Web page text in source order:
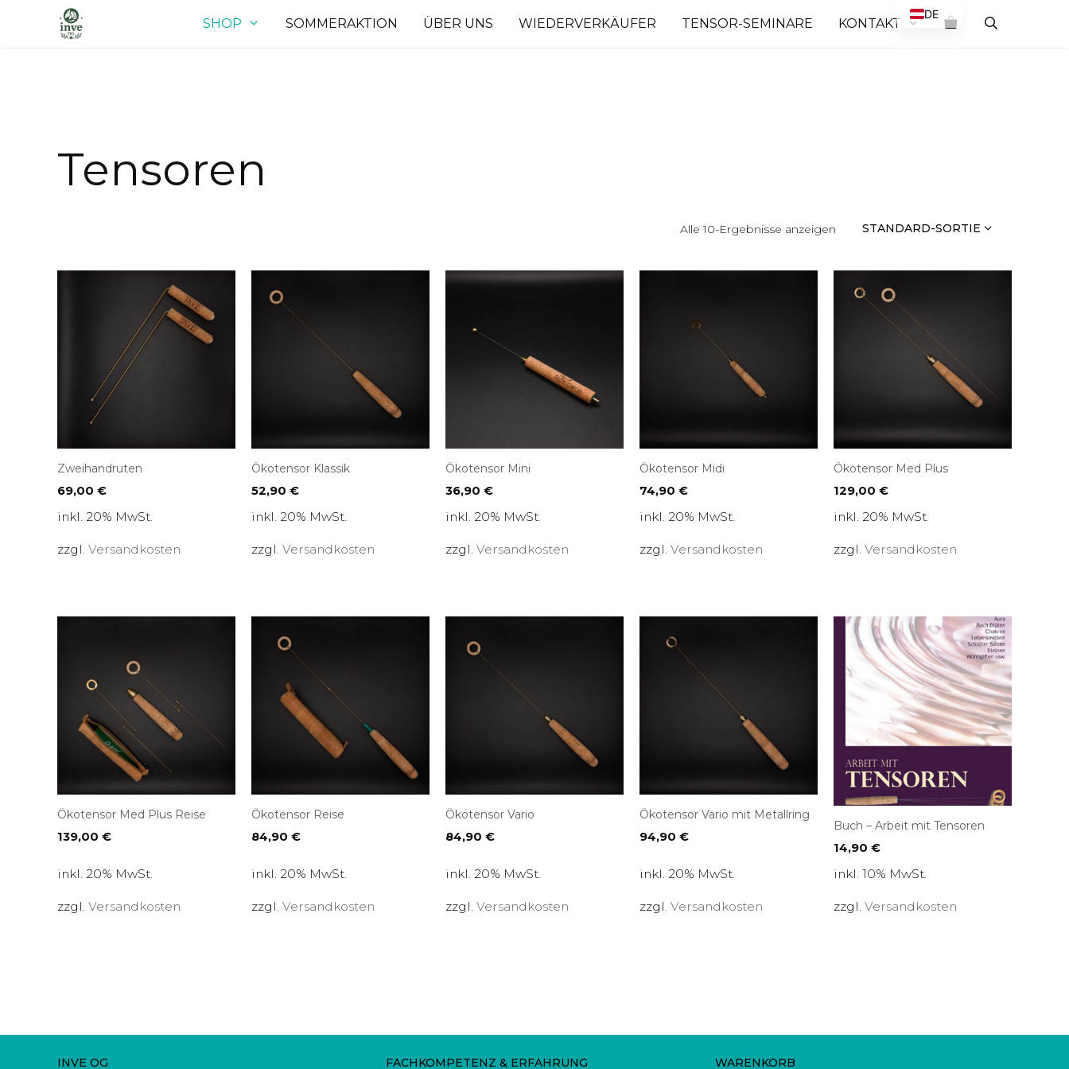
SHOP SOMMERAKTION ÜBER UNS WIEDERVERKÄUFER TENSOR-SEMINARE KONTAKT
Tensoren
Alle 10-Ergebnisse anzeigen
Zweihandruten
69,00 €
inkl. 20% MwSt.
zzgl. Versandkosten
Ökotensor Klassik
52,90 €
inkl. 20% MwSt.
zzgl. Versandkosten
Ökotensor Mini
36,90 €
inkl. 20% MwSt.
zzgl. Versandkosten
Ökotensor Midi
74,90 €
inkl. 20% MwSt.
zzgl. Versandkosten
Ökotensor Med Plus
129,00 €
inkl. 20% MwSt.
zzgl. Versandkosten
Ökotensor Med Plus Reise
139,00 €
inkl. 20% MwSt.
zzgl. Versandkosten
Ökotensor Reise
84,90 €
inkl. 20% MwSt.
zzgl. Versandkosten
Ökotensor Vario
84,90 €
inkl. 20% MwSt.
zzgl. Versandkosten
Ökotensor Vario mit Metallring
94,90 €
inkl. 20% MwSt.
zzgl. Versandkosten
Buch – Arbeit mit Tensoren
14,90 €
inkl. 10% MwSt.
zzgl. Versandkosten
INVE OG FACHKOMPETENZ & ERFAHRUNG WARENKORB
DE